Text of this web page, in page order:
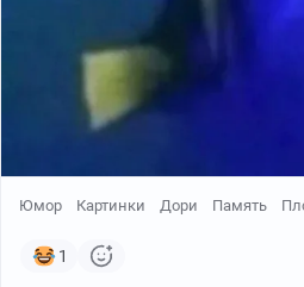
Юмор Картинки Дори Память
1